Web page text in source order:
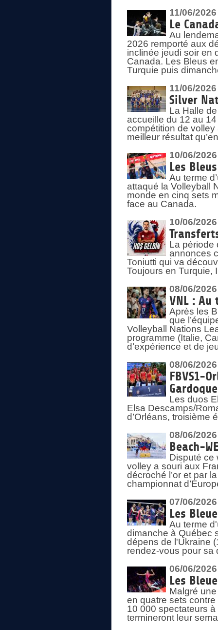
11/06/2026
Le
Au
2026 remporté aux
inclinée jeudi soir en
Canada. Les Bleus
Turquie puis
11/06/2026
Silver
La Halle
accueille du 12 au
compétition de
meilleur résultat
10/06/2026
Les
Au terme
attaqué la Volleyball
monde en cinq sets
face au Canada.
10/06/2026
La période
annonces
Toniutti qui va
Toujours en Turquie,
08/06/2026
VNL : Au
Après les
que
Volleyball Nations
programme (Italie,
d’expérience et de
08/06/2026
FBVS1-
Les duos
Elsa Descamps/
d’Orléans, troisième
08/06/2026
Beach-
Disputé ce
volley a souri aux
décroché l’or et par
championnat
07/06/2026
Les
Au terme
dimanche à Québec
dépens de l'Ukraine
rendez-vous pour sa
06/06/2026
Les
Malgré
en quatre sets
10 000 spectateurs
termineront leur